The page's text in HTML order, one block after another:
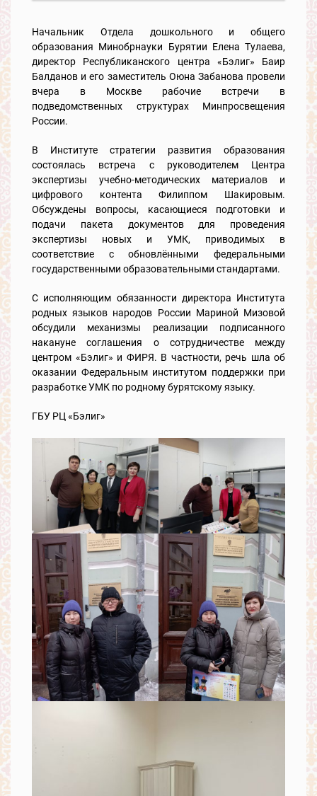
Начальник Отдела дошкольного и общего
образования Минобрнауки Бурятии Елена Тулаева,
директор Республиканского центра «Бэлиг» Баир
Балданов и его заместитель Оюна Забанова провели
вчера в Москве рабочие встречи в
подведомственных структурах Минпросвещения
России.
В Институте стратегии развития образования
состоялась встреча с руководителем Центра
экспертизы учебно-методических материалов и
цифрового контента Филиппом Шакировым.
Обсуждены вопросы, касающиеся подготовки и
подачи пакета документов для проведения
экспертизы новых и УМК, приводимых в
соответствие с обновлёнными федеральными
государственными образовательными стандартами.
С исполняющим обязанности директора Института
родных языков народов России Мариной Мизовой
обсудили механизмы реализации подписанного
накануне соглашения о сотрудничестве между
центром «Бэлиг» и ФИРЯ. В частности, речь шла об
оказании Федеральным институтом поддержки при
разработке УМК по родному бурятскому языку.
ГБУ РЦ «Бэлиг»